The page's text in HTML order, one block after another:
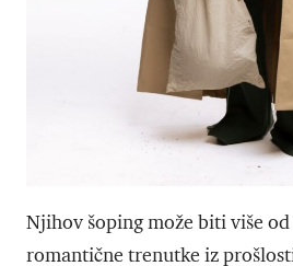
Njihov šoping može biti više
romantične trenutke iz